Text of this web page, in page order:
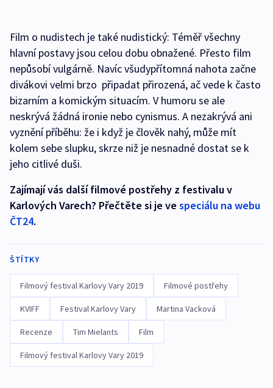
Film o nudistech je také nudistický: Téměř všechny
hlavní postavy jsou celou dobu obnažené. Přesto film
nepůsobí vulgárně. Navíc všudypřítomná nahota začne
divákovi velmi brzo připadat přirozená, ač vede k často
bizarním a komickým situacím. V humoru se ale
neskrývá žádná ironie nebo cynismus. A nezakrývá ani
vyznění příběhu: že i když je člověk nahý, může mít
kolem sebe slupku, skrze niž je nesnadné dostat se k
jeho citlivé duši.
Zajímají vás další filmové postřehy z festivalu v
Karlových Varech? Přečtěte si je ve speciálu na webu
ČT24.
ŠTÍTKY
Filmový festival Karlovy Vary 2019 Filmové postřehy
KVIFF Festival Karlovy Vary Martina Vacková
Recenze Tim Mielants Film
Filmový festival Karlovy Vary 2019